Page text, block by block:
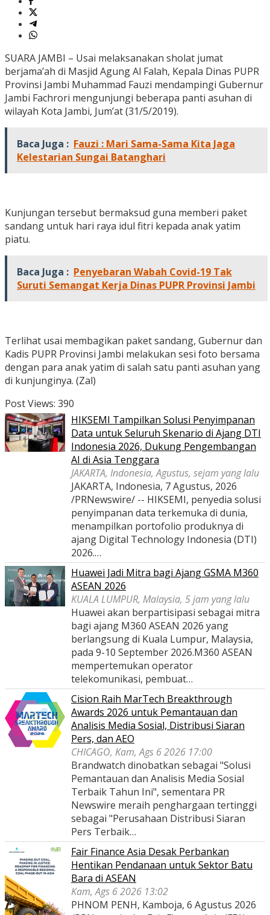
SUARA JAMBI – Usai melaksanakan sholat jumat
berjama’ah di Masjid Agung Al Falah, Kepala Dinas PUPR
Provinsi Jambi Muhammad Fauzi mendampingi Gubernur
Jambi Fachrori mengunjungi beberapa panti asuhan di
wilayah Kota Jambi, Jum’at (31/5/2019).
Baca Juga : Fauzi : Mari Sama-Sama Kita Jaga
Kelestarian Sungai Batanghari
Kunjungan tersebut bermaksud guna memberi paket
sandang untuk hari raya idul fitri kepada anak yatim
piatu.
Baca Juga : Penyebaran Wabah Covid-19 Tak
Suruti Semangat Kerja Dinas PUPR Provinsi Jambi
Terlihat usai membagikan paket sandang, Gubernur dan
Kadis PUPR Provinsi Jambi melakukan sesi foto bersama
dengan para anak yatim di salah satu panti asuhan yang
di kunjunginya. (Zal)
Post Views: 390
HIKSEMI Tampilkan Solusi Penyimpanan
Data untuk Seluruh Skenario di Ajang DTI
Indonesia 2026, Dukung Pengembangan
AI di Asia Tenggara
JAKARTA, Indonesia, Agustus, sejam yang lalu
JAKARTA, Indonesia, 7 Agustus, 2026
/PRNewswire/ -- HIKSEMI, penyedia solusi
penyimpanan data terkemuka di dunia,
menampilkan portofolio produknya di
ajang Digital Technology Indonesia (DTI)
2026.…
Huawei Jadi Mitra bagi Ajang GSMA M360
ASEAN 2026
KUALA LUMPUR, Malaysia, 5 jam yang lalu
Huawei akan berpartisipasi sebagai mitra
bagi ajang M360 ASEAN 2026 yang
berlangsung di Kuala Lumpur, Malaysia,
pada 9-10 September 2026.M360 ASEAN
mempertemukan operator
telekomunikasi, pembuat…
Cision Raih MarTech Breakthrough
Awards 2026 untuk Pemantauan dan
Analisis Media Sosial, Distribusi Siaran
Pers, dan AEO
CHICAGO, Kam, Ags 6 2026 17:00
Brandwatch dinobatkan sebagai "Solusi
Pemantauan dan Analisis Media Sosial
Terbaik Tahun Ini", sementara PR
Newswire meraih penghargaan tertinggi
sebagai "Perusahaan Distribusi Siaran
Pers Terbaik…
Fair Finance Asia Desak Perbankan
Hentikan Pendanaan untuk Sektor Batu
Bara di ASEAN
Kam, Ags 6 2026 13:02
PHNOM PENH, Kamboja, 6 Agustus 2026